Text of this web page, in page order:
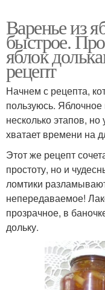
Варенье из
быстрое.
яблок
рецепт
Начнем с рецепта,
пользуюсь.
несколько этапов,
хватает времени на
Этот же рецепт
простоту, но и
ломтики
непередаваемое!
прозрачное, в
дольку.